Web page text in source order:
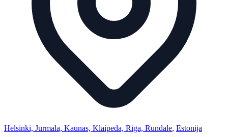
Helsinki, Jūrmala, Kaunas, Klaipeda, Riga, Rundale, Estonija